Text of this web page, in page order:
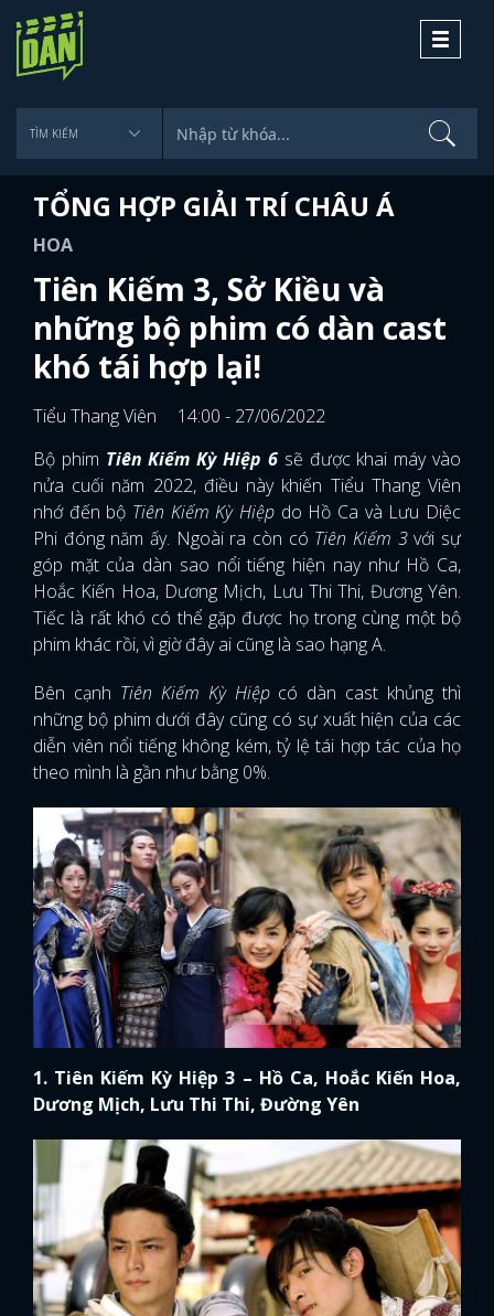
Toggle
TỔNG HỢP GIẢI TRÍ CHÂU Á
HOA
Tiên Kiếm 3, Sở Kiều và
những bộ phim có dàn cast
khó tái hợp lại!
Tiểu Thang Viên
14:00 - 27/06/2022
Bộ phim Tiên Kiếm Kỳ Hiệp 6 sẽ được khai máy vào
nửa cuối năm 2022, điều này khiến Tiểu Thang Viên
nhớ đến bộ Tiên Kiếm Kỳ Hiệp do Hồ Ca và Lưu Diệc
Phi đóng năm ấy. Ngoài ra còn có Tiên Kiếm 3với sự
góp mặt của dàn sao nổi tiếng hiện nay như Hồ Ca,
Hoắc Kiến Hoa, Dương Mịch, Lưu Thi Thi, Đương Yên.
Tiếc là rất khó có thể gặp được họ trong cùng một bộ
phim khác rồi, vì giờ đây ai cũng là sao hạng A.
Bên cạnh Tiên Kiếm Kỳ Hiệpcó dàn cast khủng thì
những bộ phim dưới đây cũng có sự xuất hiện của các
diễn viên nổi tiếng không kém, tỷ lệ tái hợp tác của họ
theo mình là gần như bằng 0%.
1. Tiên Kiếm Kỳ Hiệp 3 – Hồ Ca, Hoắc Kiến Hoa,
Dương Mịch, Lưu Thi Thi, Đường Yên